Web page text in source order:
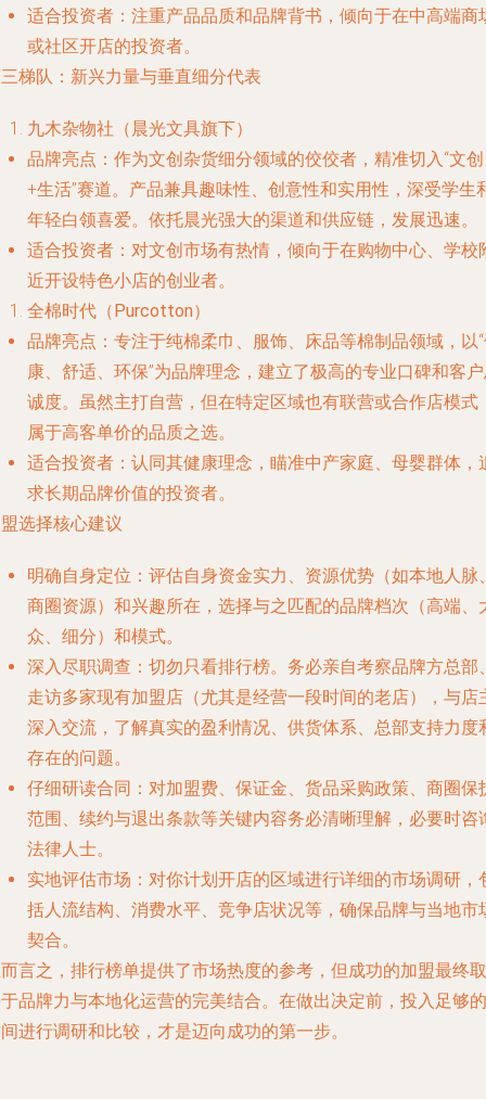
适合投资者 ：注重产品品质和品牌背书，倾向于在中高端商
或社区开店的投资者。
梯队：新兴力量与垂直细分代表
九木杂物社（晨光文具旗下）
品牌亮点 ：作为文创杂货细分领域的佼佼者，精准切入“文创
+生活”赛道。产品兼具趣味性、创意性和实用性，深受学生
年轻白领喜爱。依托晨光强大的渠道和供应链，发展迅速。
适合投资者 ：对文创市场有热情，倾向于在购物中心、学校
近开设特色小店的创业者。
全棉时代（Purcotton）
品牌亮点 ：专注于纯棉柔巾、服饰、床品等棉制品领域，以
康、舒适、环保”为品牌理念，建立了极高的专业口碑和客
诚度。虽然主打自营，但在特定区域也有联营或合作店模式
属于高客单价的品质之选。
适合投资者 ：认同其健康理念，瞄准中产家庭、母婴群体，
求长期品牌价值的投资者。
选择核心建议
明确自身定位 ：评估自身资金实力、资源优势（如本地人脉
商圈资源）和兴趣所在，选择与之匹配的品牌档次（高端、
众、细分）和模式。
深入尽职调查 ：切勿只看排行榜。务必亲自考察品牌方总部
走访多家现有加盟店（尤其是经营一段时间的老店），与店
深入交流，了解真实的盈利情况、供货体系、总部支持力度
存在的问题。
仔细研读合同 ：对加盟费、保证金、货品采购政策、商圈保
范围、续约与退出条款等关键内容务必清晰理解，必要时咨
法律人士。
实地评估市场 ：对你计划开店的区域进行详细的市场调研，
括人流结构、消费水平、竞争店状况等，确保品牌与当地市
契合。
言之，排行榜单提供了市场热度的参考，但成功的加盟最终取
品牌力与本地化运营的完美结合。在做出决定前，投入足够的
进行调研和比较，才是迈向成功的第一步。